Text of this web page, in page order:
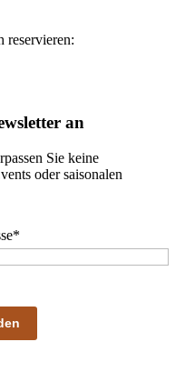
reservieren:
an
Sie keine
oder saisonalen